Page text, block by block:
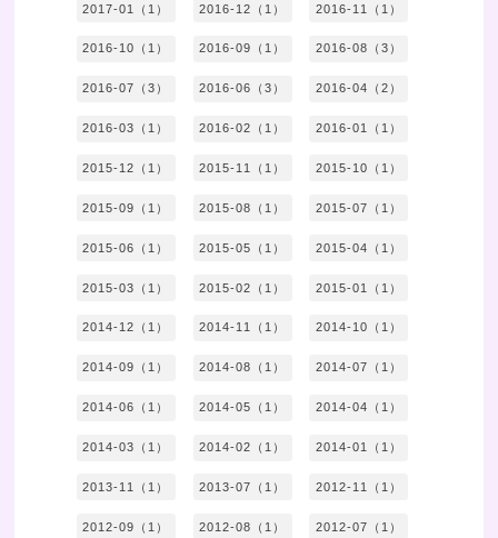
2017-01（1） 2016-12（1） 2016-11（1）
2016-10（1） 2016-09（1） 2016-08（3）
2016-07（3） 2016-06（3） 2016-04（2）
2016-03（1） 2016-02（1） 2016-01（1）
2015-12（1） 2015-11（1） 2015-10（1）
2015-09（1） 2015-08（1） 2015-07（1）
2015-06（1） 2015-05（1） 2015-04（1）
2015-03（1） 2015-02（1） 2015-01（1）
2014-12（1） 2014-11（1） 2014-10（1）
2014-09（1） 2014-08（1） 2014-07（1）
2014-06（1） 2014-05（1） 2014-04（1）
2014-03（1） 2014-02（1） 2014-01（1）
2013-11（1） 2013-07（1） 2012-11（1）
2012-09（1） 2012-08（1） 2012-07（1）